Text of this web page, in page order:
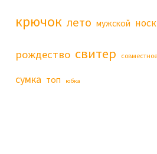
крючок лето мужской
рождество свитер
сумка топ юбка